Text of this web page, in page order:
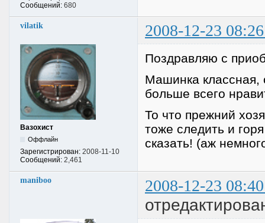
Сообщений: 680
vilatik 2008-12-23
Вазохист
Оффлайн
Зарегистрирован: 2008-11-10
Сообщений: 2,461
Поздравляю с
Машинка классная,
больше всего
То что прежний
тоже следить и
сказать! (аж
maniboo 2008-12-23